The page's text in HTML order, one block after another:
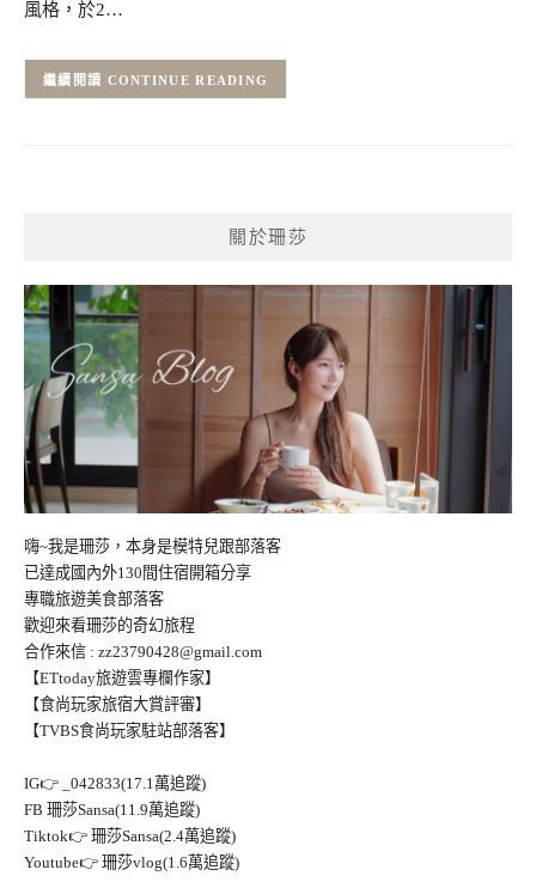
風格，於2…
CONTINUE READING
關於珊莎
嗨~我是珊莎，本身是模特兒跟部落客
已達成國內外130間住宿開箱分享
專職旅遊美食部落客
歡迎來看珊莎的奇幻旅程
合作來信 : zz23790428@gmail.com
【ETtoday旅遊雲專欄作家】
【食尚玩家旅宿大賞評審】
【TVBS食尚玩家駐站部落客】
IG👉
_042833(17.1萬追蹤)
FB 珊莎Sansa(11.9萬追蹤)
Tiktok👉 珊莎Sansa(2.4萬追蹤)
Youtube👉 珊莎vlog(1.6萬追蹤)